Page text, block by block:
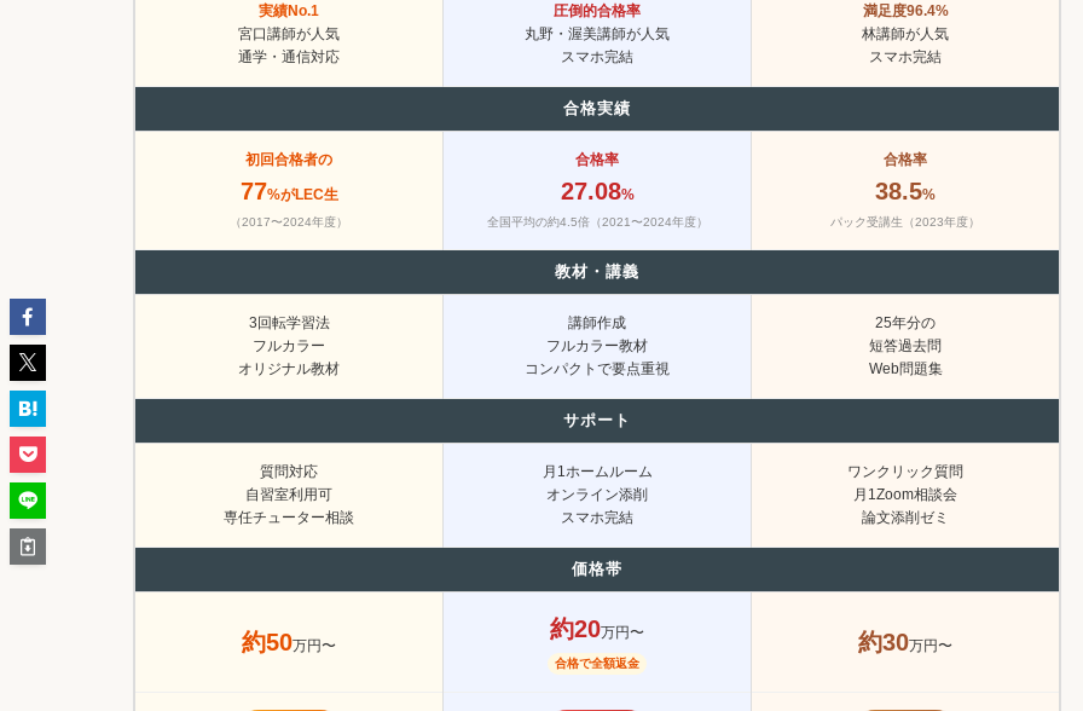
実績No.1
宮口講師が人気
通学・通信対応
圧倒的合格率
丸野・渥美講師が人気
スマホ完結
満足度96.4%
林講師が人気
スマホ完結
合格実績
初回合格者の
77%がLEC生
（2017〜2024年度）
合格率
27.08%
全国平均の約4.5倍（2021〜2024年度）
合格率
38.5%
パック受講生（2023年度）
教材・講義
3回転学習法
フルカラー
オリジナル教材
講師作成
フルカラー教材
コンパクトで要点重視
25年分の
短答過去問
Web問題集
サポート
質問対応
自習室利用可
専任チューター相談
月1ホームルーム
オンライン添削
スマホ完結
ワンクリック質問
月1Zoom相談会
論文添削ゼミ
価格帯
約50万円〜
約20万円〜
合格で全額返金
約30万円〜